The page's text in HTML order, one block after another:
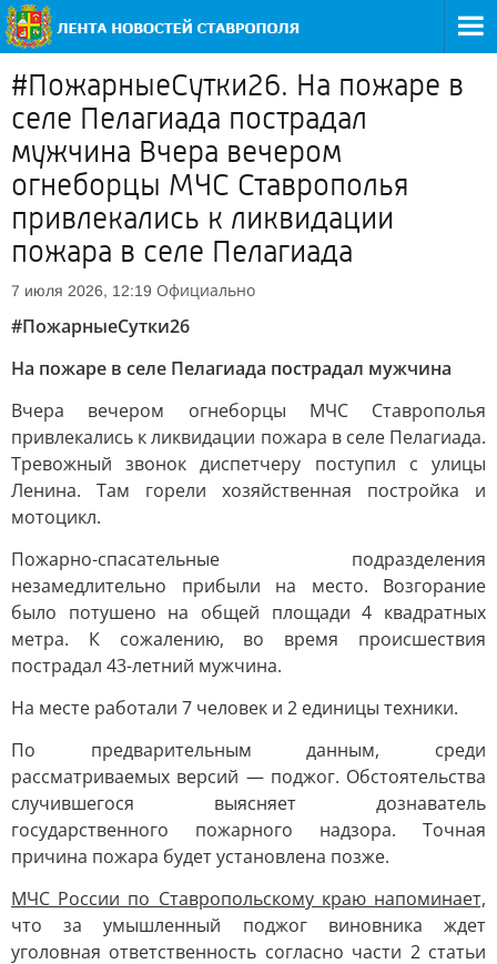
#ПожарныеСутки26. На пожаре в
селе Пелагиада пострадал
мужчина Вчера вечером
огнеборцы МЧС Ставрополья
привлекались к ликвидации
пожара в селе Пелагиада
7 июля 2026, 12:19 Официально
#ПожарныеСутки26
На пожаре в селе Пелагиада пострадал мужчина
Вчера вечером огнеборцы МЧС Ставрополья
привлекались к ликвидации пожара в селе Пелагиада.
Тревожный звонок диспетчеру поступил с улицы
Ленина. Там горели хозяйственная постройка и
мотоцикл.
Пожарно-спасательные подразделения
незамедлительно прибыли на место. Возгорание
было потушено на общей площади 4 квадратных
метра. К сожалению, во время происшествия
пострадал 43-летний мужчина.
На месте работали 7 человек и 2 единицы техники.
По предварительным данным, среди
рассматриваемых версий — поджог. Обстоятельства
случившегося выясняет дознаватель
государственного пожарного надзора. Точная
причина пожара будет установлена позже.
МЧС России по Ставропольскому краю напоминает,
что за умышленный поджог виновника ждет
уголовная ответственность согласно части 2 статьи